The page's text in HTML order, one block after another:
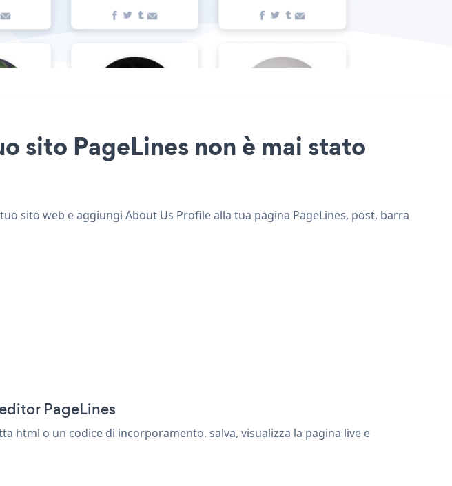
sito PageLines non è mai stato
sito web e aggiungi About Us Profile alla tua pagina PageLines, post, barra
PageLines
html o un codice di incorporamento. salva, visualizza la pagina live e